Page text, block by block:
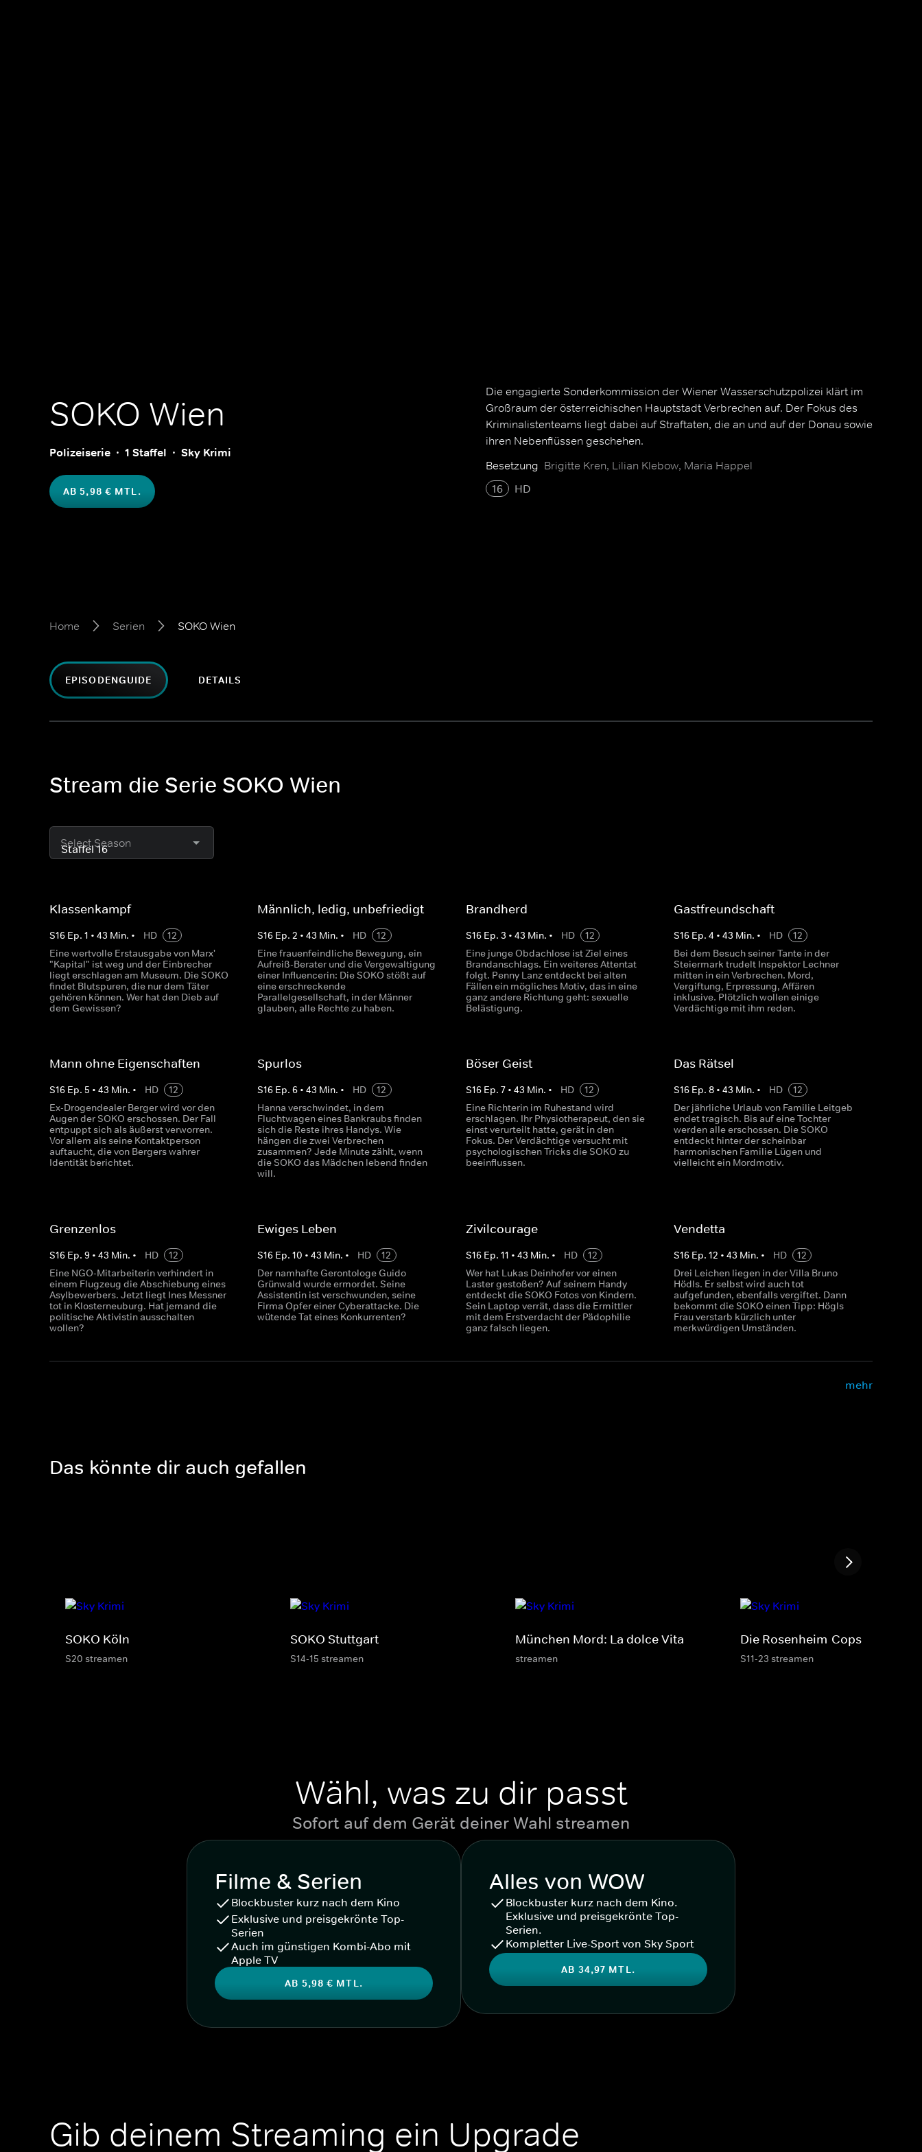
SOKO Wien
Polizeiserie 1 Staffel Sky Krimi
AB 5,98 € MTL.
Die engagierte Sonderkommission der Wiener Wasserschutzpolizei klärt im
Großraum der österreichischen Hauptstadt Verbrechen auf. Der Fokus des
Kriminalistenteams liegt dabei auf Straftaten, die an und auf der Donau sowie
ihren Nebenflüssen geschehen.
Besetzung Brigitte Kren, Lilian Klebow, Maria Happel
16
HD
Home Serien SOKO Wien
EPISODENGUIDE DETAILS
Stream die Serie SOKO Wien
Select Season
Klassenkampf
S16 Ep. 1 • 43 Min. • HD
12
Eine wertvolle Erstausgabe von Marx'
"Kapital" ist weg und der Einbrecher
liegt erschlagen am Museum. Die SOKO
findet Blutspuren, die nur dem Täter
gehören können. Wer hat den Dieb auf
dem Gewissen?
Männlich, ledig, unbefriedigt
S16 Ep.2 •43 Min. • HD
12
Eine frauenfeindliche Bewegung, ein
Aufreiß-Berater und die Vergewaltigung
einer Influencerin: Die SOKO stößt auf
eine erschreckende
Parallelgesellschaft, in der Männer
glauben, alle Rechte zu haben.
Brandherd
S16 Ep. 3 • 43 Min. • HD
12
Eine junge Obdachlose ist Ziel eines
Brandanschlags. Ein weiteres Attentat
folgt. Penny Lanz entdeckt bei alten
Fällen ein mögliches Motiv, das in eine
ganz andere Richtung geht: sexuelle
Belästigung.
Gastfreundschaft
S16 Ep. 4 • 43 Min. • HD
12
Bei dem Besuch seiner Tante in der
Steiermark trudelt Inspektor Lechner
mitten in ein Verbrechen. Mord,
Vergiftung, Erpressung, Affären
inklusive. Plötzlich wollen einige
Verdächtige mit ihm reden.
Mann ohne Eigenschaften
S16 Ep. 5 • 43 Min. • HD
12
Ex-Drogendealer Berger wird vor den
Augen der SOKO erschossen. Der Fall
entpuppt sich als äußerst verworren.
Vor allem als seine Kontaktperson
auftaucht, die von Bergers wahrer
Identität berichtet.
Spurlos
S16 Ep.6 •43 Min. • HD
12
Hanna verschwindet, in dem
Fluchtwagen eines Bankraubs finden
sich die Reste ihres Handys. Wie
hängen die zwei Verbrechen
zusammen? Jede Minute zählt, wenn
die SOKO das Mädchen lebend finden
will.
Böser Geist
S16 Ep. 7• 43 Min. • HD
12
Eine Richterin im Ruhestand wird
erschlagen. Ihr Physiotherapeut, den sie
einst verurteilt hatte, gerät in den
Fokus. Der Verdächtige versucht mit
psychologischen Tricks die SOKO zu
beeinflussen.
Das Rätsel
S16 Ep. 8• 43 Min. • HD
12
Der jährliche Urlaub von Familie Leitgeb
endet tragisch. Bis auf eine Tochter
werden alle erschossen. Die SOKO
entdeckt hinter der scheinbar
harmonischen Familie Lügen und
vielleicht ein Mordmotiv.
Grenzenlos
S16 Ep. 9 • 43 Min. • HD
12
Eine NGO-Mitarbeiterin verhindert in
einem Flugzeug die Abschiebung eines
Asylbewerbers. Jetzt liegt Ines Messner
tot in Klosterneuburg. Hat jemand die
politische Aktivistin ausschalten
wollen?
Ewiges Leben
S16 Ep.10 •43 Min. • HD
12
Der namhafte Gerontologe Guido
Grünwald wurde ermordet. Seine
Assistentin ist verschwunden, seine
Firma Opfer einer Cyberattacke. Die
wütende Tat eines Konkurrenten?
Zivilcourage
S16 Ep. 11 • 43 Min. • HD
12
Wer hat Lukas Deinhofer vor einen
Laster gestoßen? Auf seinem Handy
entdeckt die SOKO Fotos von Kindern.
Sein Laptop verrät, dass die Ermittler
mit dem Erstverdacht der Pädophilie
ganz falsch liegen.
Vendetta
S16 Ep. 12 • 43 Min. • HD
12
Drei Leichen liegen in der Villa Bruno
Hödls. Er selbst wird auch tot
aufgefunden, ebenfalls vergiftet. Dann
bekommt die SOKO einen Tipp: Högls
Frau verstarb kürzlich unter
merkwürdigen Umständen.
mehr
Das könnte dir auch gefallen
SOKO Köln
S20 streamen
SOKO Stuttgart
S14-15 streamen
München Mord: La dolce Vita
streamen
Die Rosenheim-Cops
S11-23 streamen
Wähl, was zu dir passt
Sofort auf dem Gerät deiner Wahl streamen
Filme & Serien
Blockbuster kurz nach dem Kino
Exklusive und preisgekrönte Top-
Serien
Auch im günstigen Kombi-Abo mit
Apple TV
AB 5,98 € MTL.
Alles von WOW
Blockbuster kurz nach dem Kino.
Exklusive und preisgekrönte Top-
Serien.
Kompletter Live-Sport von Sky Sport
AB 34,97 MTL.
Gib deinem Streaming ein Upgrade